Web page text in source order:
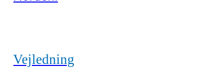
Vejledning